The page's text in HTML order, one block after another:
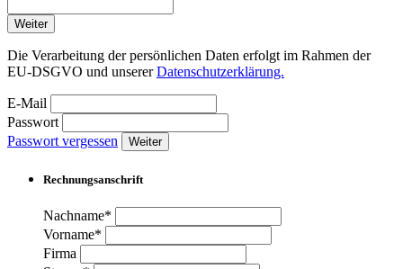
Weiter
Die Verarbeitung der persönlichen Daten erfolgt im Rahmen der
EU-DSGVO und unsererDatenschutzerklärung.
E-Mail
Passwort
Passwort vergessen
Weiter
Rechnungsanschrift
Nachname*
Vorname*
Firma